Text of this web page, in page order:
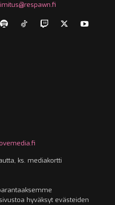
ks. mediakortti
hyväksyt evästeiden